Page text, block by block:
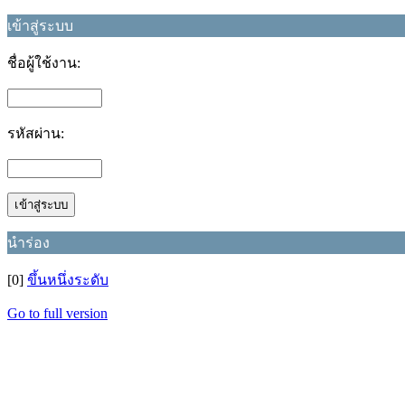
เข้าสู่ระบบ
ชื่อผู้ใช้งาน:
รหัสผ่าน:
นำร่อง
[0] ขึ้นหนึ่งระดับ
Go to full version